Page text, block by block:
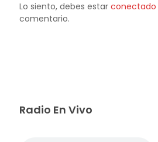
Lo siento, debes estar conectado
comentario.
Radio En Vivo